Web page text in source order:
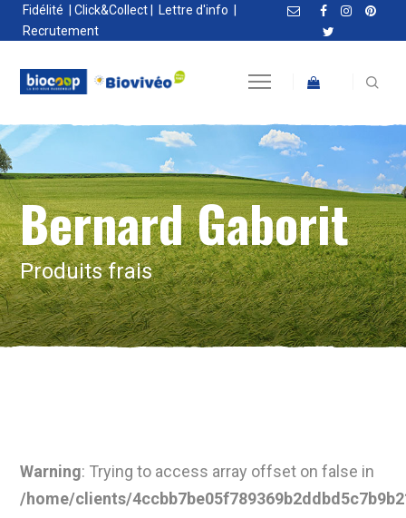
Fidélité |Click&Collect Lettre d'info
Recrutement
Bernard Gaborit
Produits frais
Warning: Trying to access array offset on false in
/home/clients/